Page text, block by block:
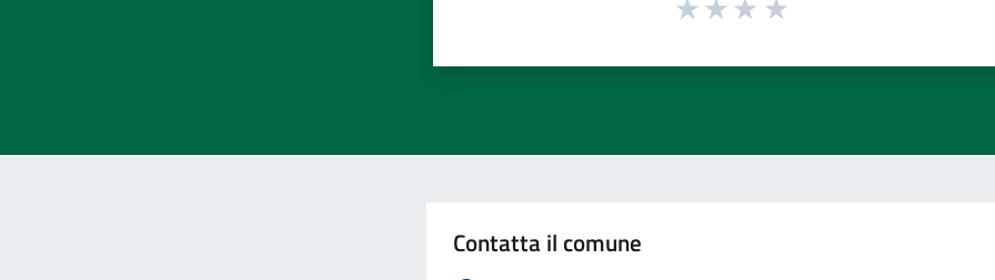
Contatta il comune